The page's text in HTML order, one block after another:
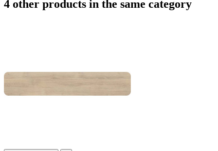
4 other products in the same category